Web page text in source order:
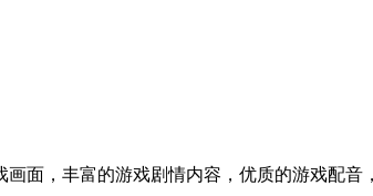
面，丰富的游戏剧情内容，优质的游戏配